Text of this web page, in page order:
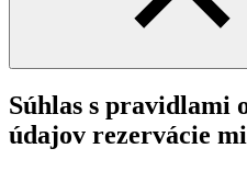
Súhlas s pravidlami
údajov rezervácie